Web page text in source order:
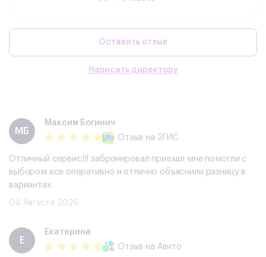
Оставить отзыв
Написать директору
МБ
Максим Богинич
Отзыв на 2ГИС
Отличный сервис!!! забронировал приехал мне помогли с
выбором все оперативно и отлично объяснили разницу в
вариантах
04 Августа 2026
Е
Екатерина
Отзыв на Авито